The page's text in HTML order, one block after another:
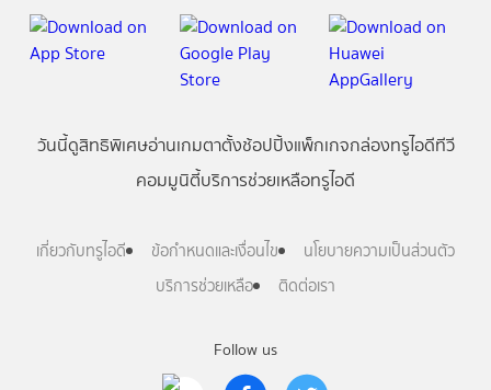
Follow us
วันนี้ดูสิทธิพิเศษอ่านเกมตาตั้งช้อปปิ้งแพ็กเกจกล่องทรูไอดีทีวี
คอมมูนิตี้บริการช่วยเหลือทรูไอดี
เกี่ยวกับทรูไอดี ข้อกำหนดและเงื่อนไข
นโยบายความเป็นส่วนตัว
บริการช่วยเหลือ
ติดต่อเรา